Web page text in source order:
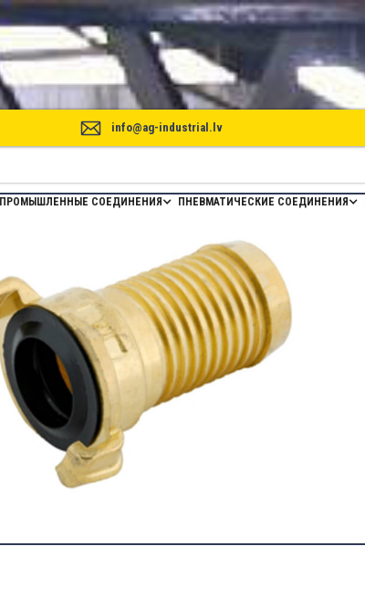
info@ag-industrial.lv
ПРОМЫШЛЕННЫЕ СОЕДИНЕНИЯ ПНЕВМАТИЧЕСКИЕ СОЕДИНЕНИЯ